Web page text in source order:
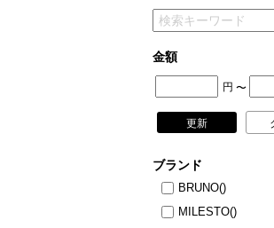
金額
円 〜
更新
ブランド
BRUNO()
MILESTO()